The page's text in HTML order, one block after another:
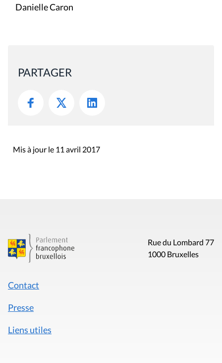
Danielle Caron
PARTAGER
Mis à jour le 11 avril 2017
Rue du Lombard 77
1000 Bruxelles
Contact
Presse
Liens utiles